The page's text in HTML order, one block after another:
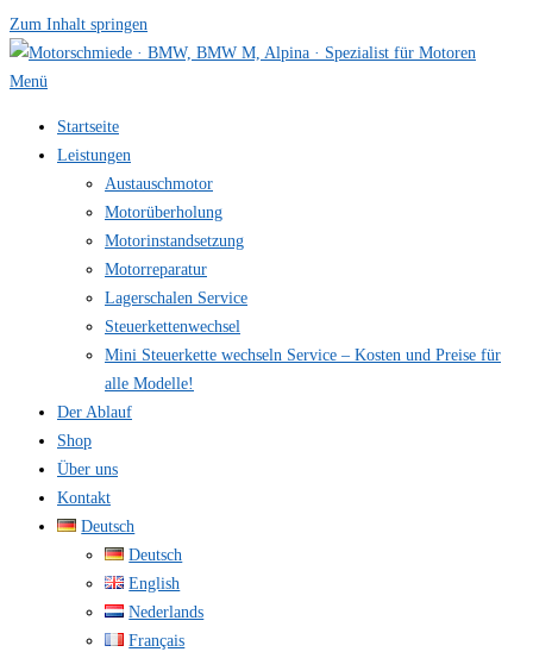
Zum Inhalt springen
Menü
Startseite
Leistungen
Austauschmotor
Motorüberholung
Motorinstandsetzung
Motorreparatur
Lagerschalen Service
Steuerkettenwechsel
Mini Steuer­kette wechseln Service – Kosten und Preise für
alle Modelle!
Der Ablauf
Shop
Über uns
Kontakt
Deutsch
Deutsch
English
Nederlands
Français